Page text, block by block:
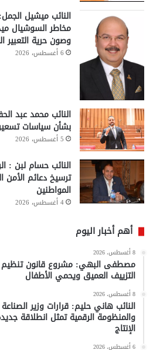
النائب ميشيل
مخاطر السوشيال
وصون حرية التعبير
6 أغسطس، 2026
النائب محمد عبد
بشأن سياسات تسعير
5 أغسطس، 2026
النائب حسام لبن :
ترسيخ دعائم الأمن
المواطنين
4 أغسطس، 2026
أهم أخبار اليوم
8 أغسطس، 2026
مصطفى البهي: مشروع قانون تنظيم
التزييف العميق ويحمي الأطفال
8 أغسطس، 2026
النائب هاني حليم: قرارات وزير
والمنظومة الرقمية تمثل انطلاقة
الإنتاج
6 أغسطس، 2026